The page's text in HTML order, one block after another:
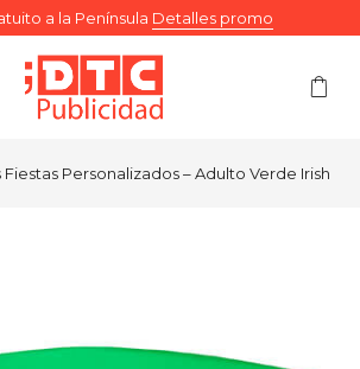
a la Península Detalles promo
Fiestas Personalizados – Adulto Verde Irish